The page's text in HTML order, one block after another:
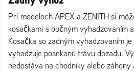
Pri modeloch APEX a ZENITH si
kosačkami s bočným vyhadzovaním
Kosačka so zadným vyhadzovaním
vyhadzuje posekanú trávu dozadu.
nedostáva na chodníky alebo záhony